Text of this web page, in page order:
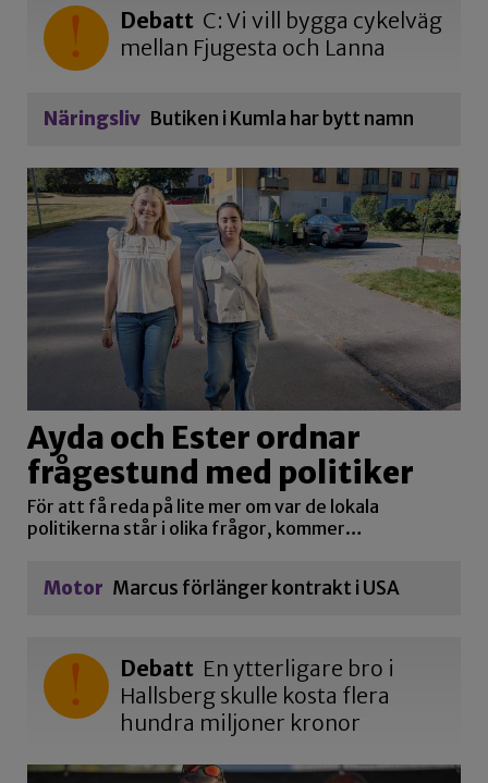
Debatt C: Vi vill bygga cykelväg
mellan Fjugesta och Lanna
Näringsliv Butiken i Kumla har bytt namn
Ayda och Ester ordnar
frågestund med politiker
För att få reda på lite mer om var de lokala
politikerna står i olika frågor, kommer…
Motor Marcus förlänger kontrakt i USA
Debatt En ytterligare bro i
Hallsberg skulle kosta flera
hundra miljoner kronor